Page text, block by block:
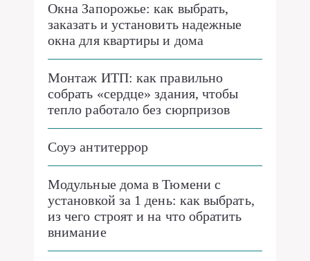
Окна Запорожье: как выбрать,
заказать и установить надежные
окна для квартиры и дома
Монтаж ИТП: как правильно
собрать «сердце» здания, чтобы
тепло работало без сюрпризов
Соуэ антитеррор
Модульные дома в Тюмени с
установкой за 1 день: как выбрать,
из чего строят и на что обратить
внимание